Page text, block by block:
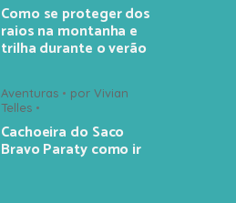
Como se proteger dos
raios na montanha e
trilha durante o verão
Aventuras por Vivian
Telles
Cachoeira do Saco
Bravo Paraty como ir